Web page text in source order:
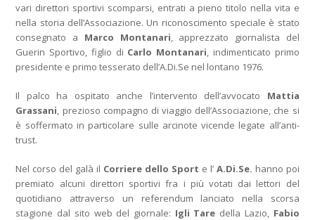
vari direttori sportivi scomparsi, entrati a pieno titolo nella vita e
nella storia dell’Associazione. Un riconoscimento speciale è stato
consegnato a Marco Montanari , apprezzato giornalista del
Guerin Sportivo, figlio di Carlo Montanari , indimenticato primo
presidente e primo tesserato dell’A.Di.Se nel lontano 1976.
Il palco ha ospitato anche l’intervento dell’avvocato Mattia
Grassani , prezioso compagno di viaggio dell’Associazione, che si
è soffermato in particolare sulle arcinote vicende legate all’anti-
trust.
Nel corso del galà il Corriere dello Sport e l’ A.Di.Se. hanno poi
premiato alcuni direttori sportivi fra i più votati dai lettori del
quotidiano attraverso un referendum lanciato nella scorsa
stagione dal sito web del giornale: Igli Tare della Lazio, Fabio